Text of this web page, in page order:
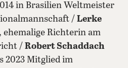
in Brasilien Weltmeister
/ Lerke
ehemalige Richterin am
/ Robert Schaddach
2023 Mitglied im